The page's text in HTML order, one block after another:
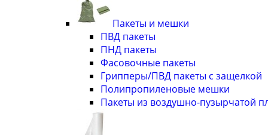
Пакеты и мешки
ПВД пакеты
ПНД пакеты
Фасовочные пакеты
Грипперы/ПВД пакеты с защелкой
Полипропиленовые мешки
Пакеты из воздушно-пузырчатой